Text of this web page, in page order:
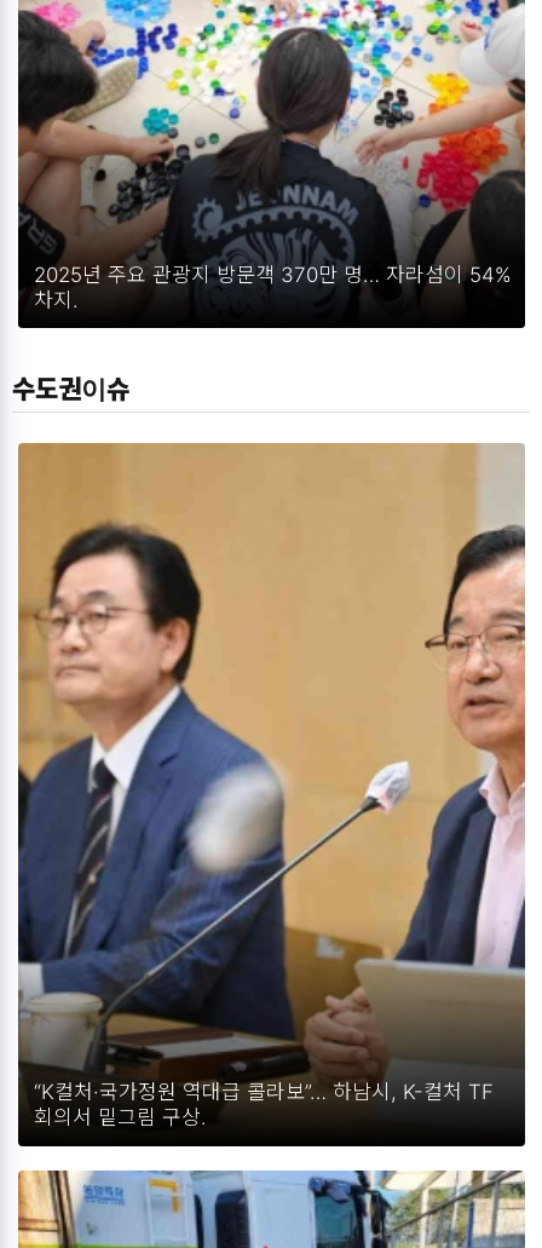
2025년 주요 관광지 방문객 370만 명… 자라섬이 54%
차지.
수도권이슈
“K컬처·국가정원 역대급 콜라보”… 하남시, K-컬처 TF
회의서 밑그림 구상.